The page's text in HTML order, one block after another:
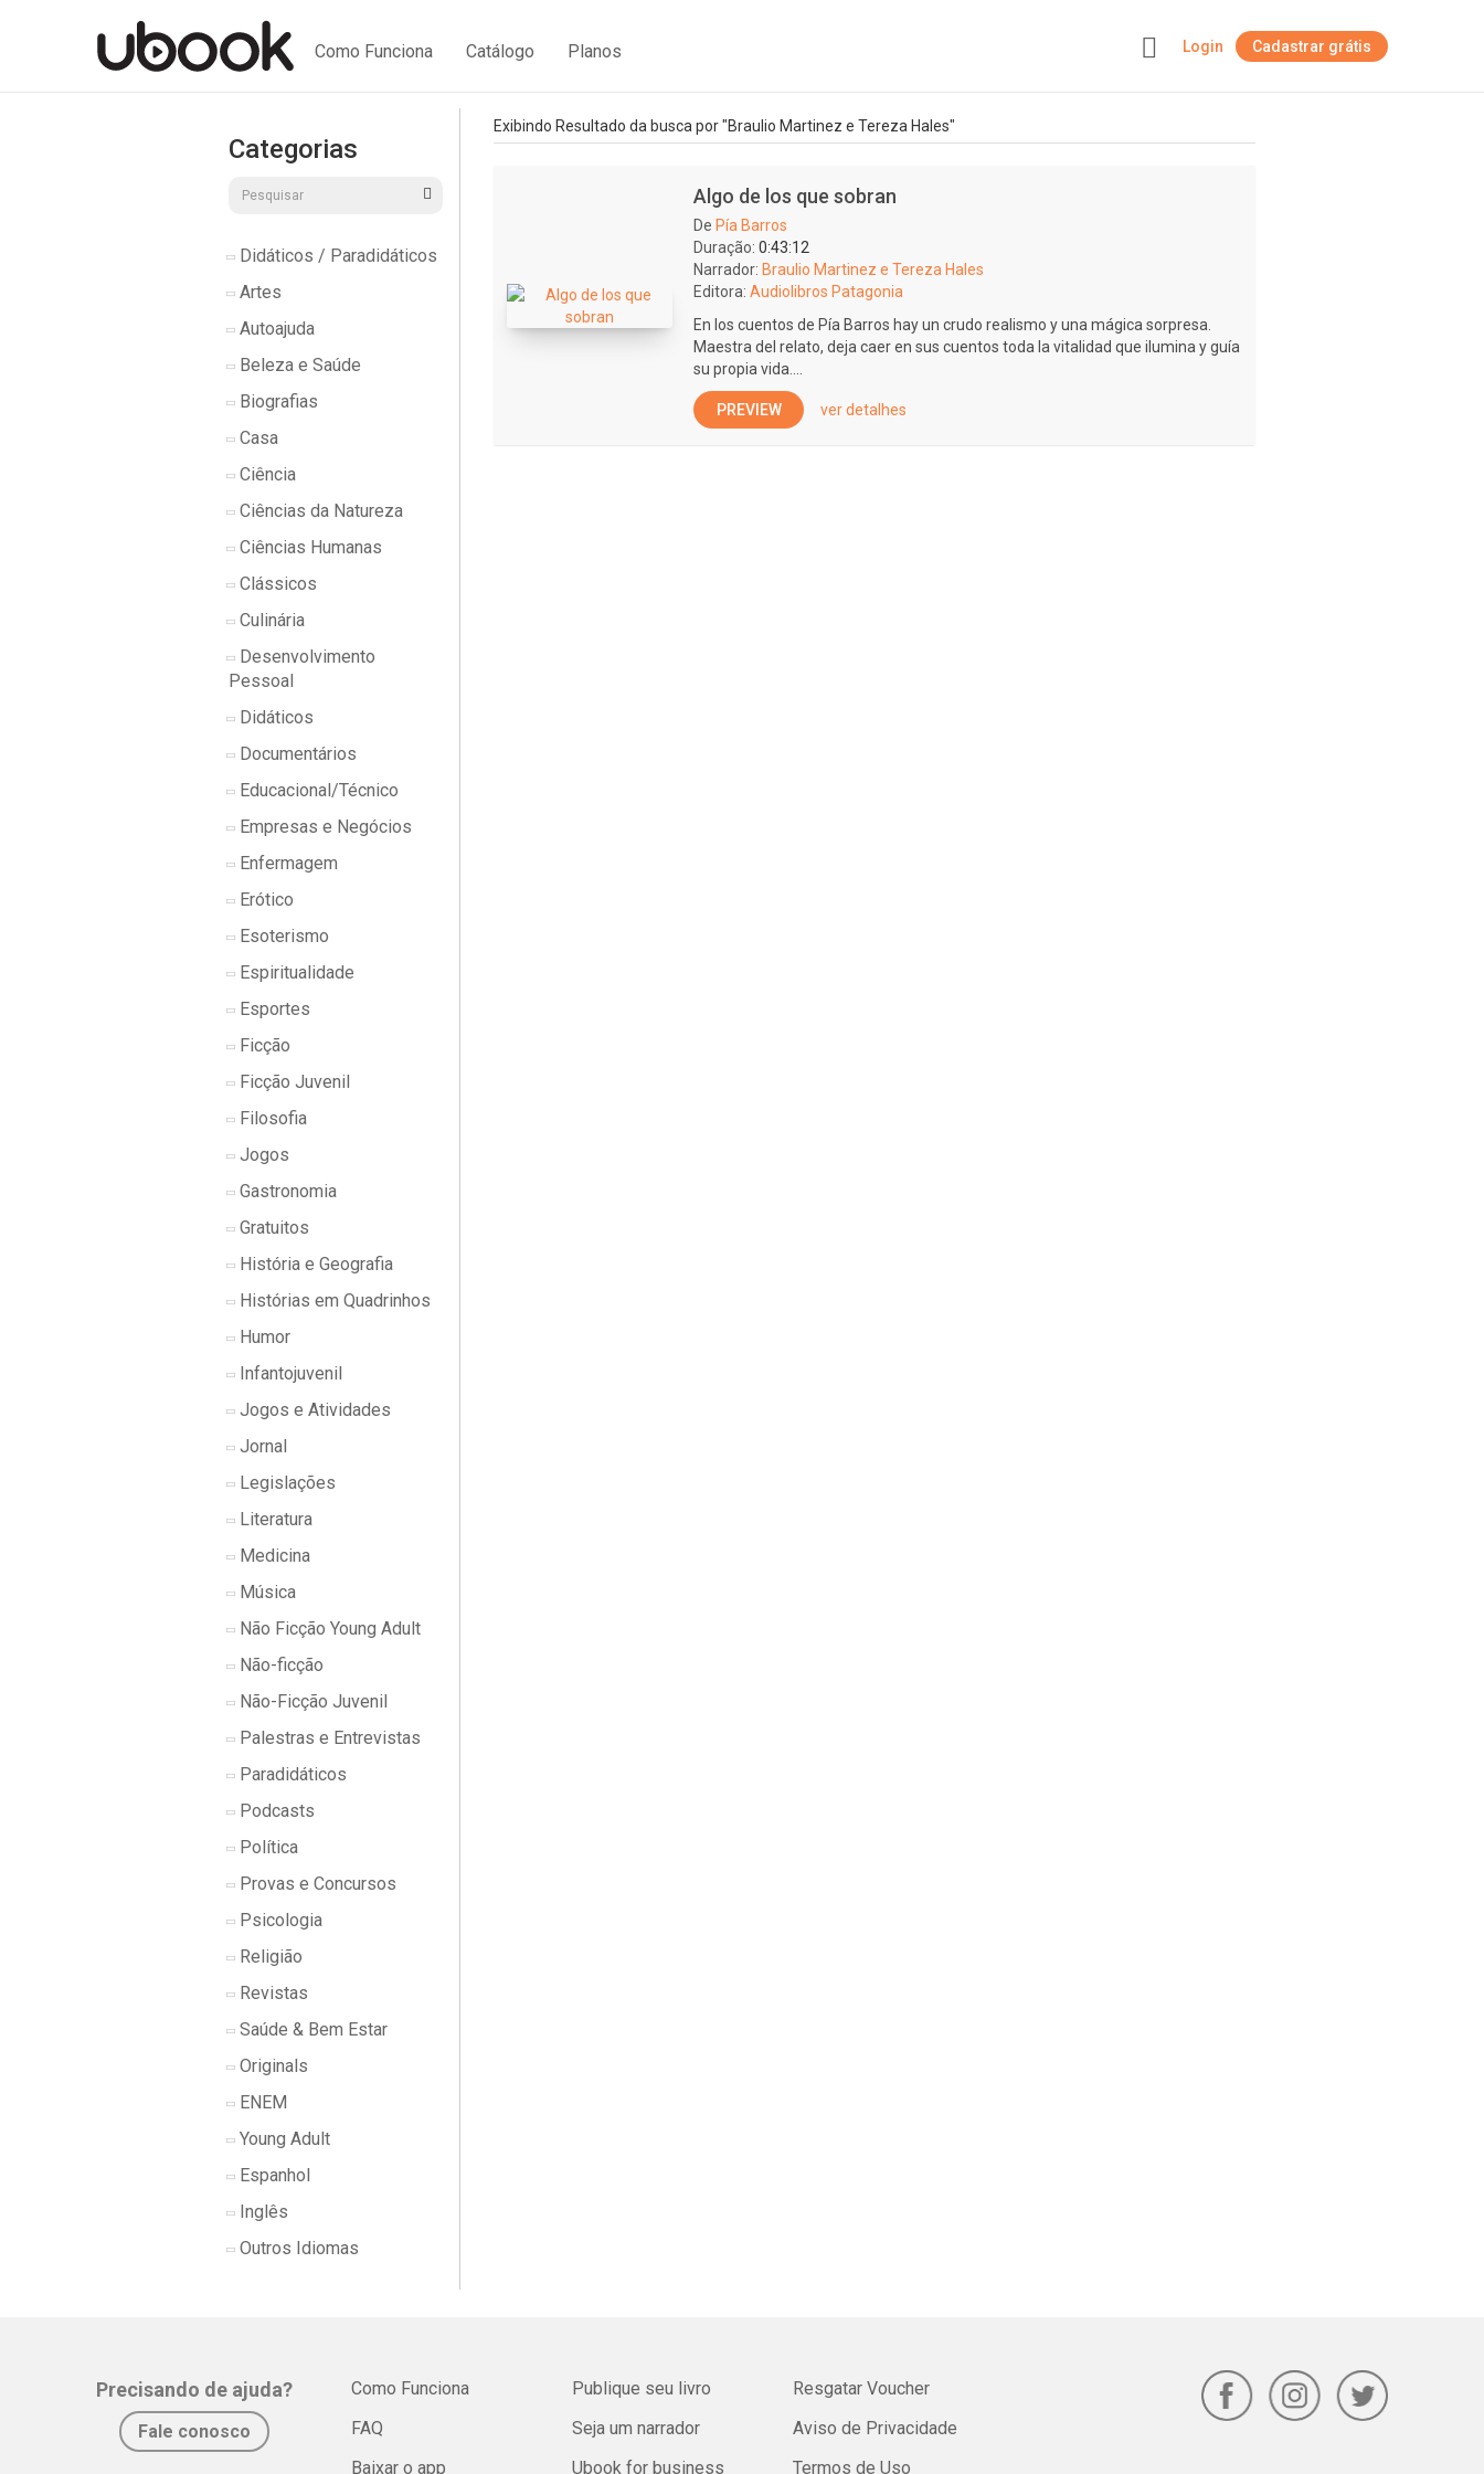
Como Funciona Catálogo Planos Login Cadastrar grátis
Categorias
Didáticos / Paradidáticos
Artes
Autoajuda
Beleza e Saúde
Biografias
Casa
Ciência
Ciências da Natureza
Ciências Humanas
Clássicos
Culinária
Desenvolvimento
Pessoal
Didáticos
Documentários
Educacional/Técnico
Empresas e Negócios
Enfermagem
Erótico
Esoterismo
Espiritualidade
Esportes
Ficção
Ficção Juvenil
Filosofia
Jogos
Gastronomia
Gratuitos
História e Geografia
Histórias em Quadrinhos
Humor
Infantojuvenil
Jogos e Atividades
Jornal
Legislações
Literatura
Medicina
Música
Não Ficção Young Adult
Não-ficção
Não-Ficção Juvenil
Palestras e Entrevistas
Paradidáticos
Podcasts
Política
Provas e Concursos
Psicologia
Religião
Revistas
Saúde & Bem Estar
Originals
ENEM
Young Adult
Espanhol
Inglês
Outros Idiomas
Exibindo Resultado da busca por "Braulio Martinez e Tereza Hales"
Algo de los que sobran
De Pía Barros
Duração: 0:43:12
Narrador: Braulio Martinez e Tereza Hales
Editora: Audiolibros Patagonia
En los cuentos de Pía Barros hay un crudo realismo y una mágica sorpresa.
Maestra del relato, deja caer en sus cuentos toda la vitalidad que ilumina y guía
su propia vida....
PREVIEW ver detalhes
Precisando de ajuda?
Fale conosco
Como Funciona
FAQ
Baixar o app
Publique seu livro
Seja um narrador
Ubook for business
Resgatar Voucher
Aviso de Privacidade
Termos de Uso